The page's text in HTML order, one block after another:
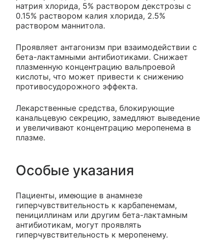
натрия хлорида, 5% раствором декстрозы с
0.15% раствором калия хлорида, 2.5%
раствором маннитола.
Проявляет антагонизм при взаимодействии с
бета-лактамными антибиотиками. Снижает
плазменную концентрацию вальпроевой
кислоты, что может привести к снижению
противосудорожного эффекта.
Лекарственные средства, блокирующие
канальцевую секрецию, замедляют выведение
и увеличивают концентрацию меропенема в
плазме.
Особые указания
Пациенты, имеющие в анамнезе
гиперчувствительность к карбапенемам,
пенициллинам или другим бета-лактамным
антибиотикам, могут проявлять
гиперчувствительность к меропенему.